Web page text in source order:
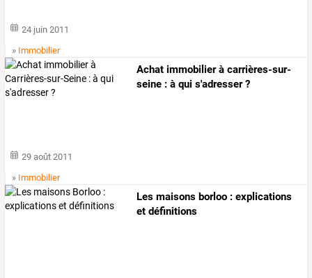
24 juin 2011
» Immobilier
Achat immobilier à carrières-sur-
seine : à qui s'adresser ?
29 août 2011
» Immobilier
Les maisons borloo : explications
et définitions